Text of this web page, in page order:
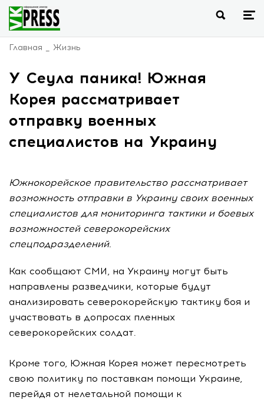
Главная Жизнь
У Сеула паника! Южная
Корея рассматривает
отправку военных
специалистов на Украину
Южнокорейское правительство рассматривает
возможность отправки в Украину своих военных
специалистов для мониторинга тактики и боевых
возможностей северокорейских
спецподразделений.
Как сообщают СМИ, на Украину могут быть
направлены разведчики, которые будут
анализировать северокорейскую тактику боя и
участвовать в допросах пленных
северокорейских солдат.
Кроме того, Южная Корея может пересмотреть
свою политику по поставкам помощи Украине,
перейдя от нелетальной помощи к